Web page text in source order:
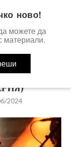
в
2024
ново!
можете да
материали.